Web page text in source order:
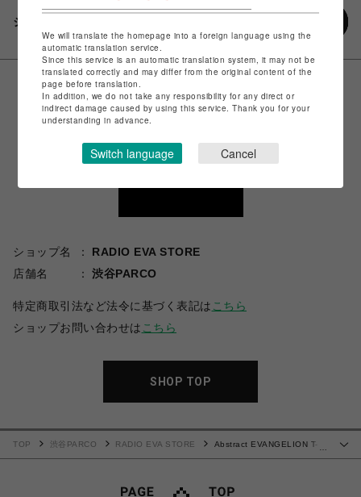
シェアする
ショップ名
RADIO EVA STORE
店舗名
渋谷PARCO
特定商取引法など法令に基づく表記は こちら
ショップお問い合わせは こちら
SHOP TOP
TOP 渋谷PARCO RADIO EVA STORE
Abstract EVANGELION T-
We will translate the homepage into a foreign language using the
automatic translation service.
Since this service is an automatic translation system, it may not be
translated correctly and may differ from the original content of the
page before translation.
In addition, we do not take any responsibility for any direct or
indirect damage caused by using this service. Thank you for your
understanding in advance.
Switch language Cancel